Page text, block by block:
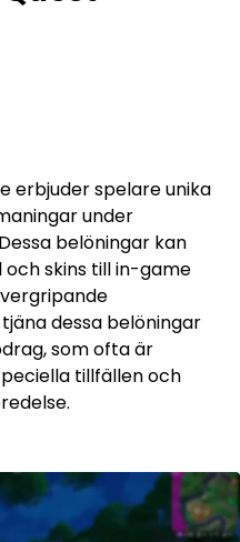
erbjuder spelare unika
under
belöningar kan
skins till in-game
dessa belöningar
som ofta är
tillfällen och